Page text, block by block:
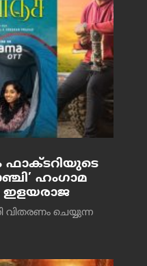
ഫാക്ടറിയുടെ
ഹംഗാമ
ഇളയരാജ
വിതരണം ചെയ്യുന്ന